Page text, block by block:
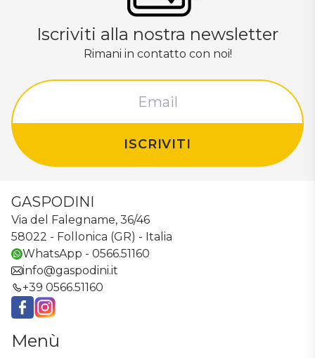
Iscriviti alla nostra newsletter
Rimani in contatto con noi!
ISCRIVITI
GASPODINI
Via del Falegname, 36/46
58022 - Follonica (GR) - Italia
WhatsApp - 0566.51160
info@gaspodini.it
+39 0566.51160
Menù